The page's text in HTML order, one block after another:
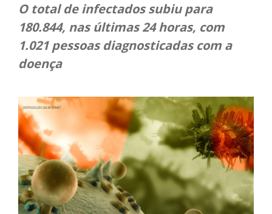
O total de infectados subiu para
180.844, nas últimas 24 horas, com
1.021 pessoas diagnosticadas com a
doença